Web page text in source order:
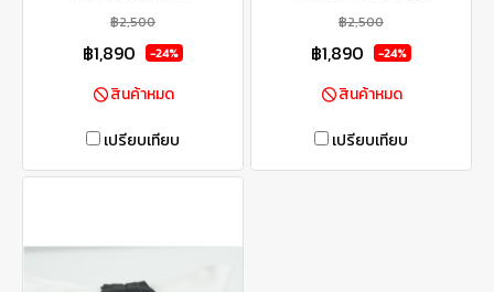
฿2,500
฿1,890 -24%
สินค้าหมด
เปรียบเทียบ
฿2,500
฿1,890 -24%
สินค้าหมด
เปรียบเทียบ